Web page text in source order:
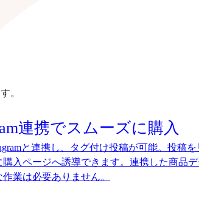
。
連携でスムーズに購入
と連携し、タグ付け投稿が可能。投稿
購入ページへ誘導できます。連携した商品
業は必要ありません。